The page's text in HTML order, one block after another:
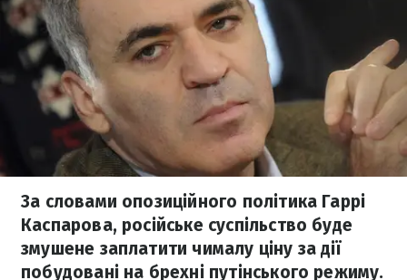
За словами опозиційного політика Гаррі
Каспарова, російське суспільство буде
змушене заплатити чималу ціну за дії
побудовані на брехні путінського режиму.